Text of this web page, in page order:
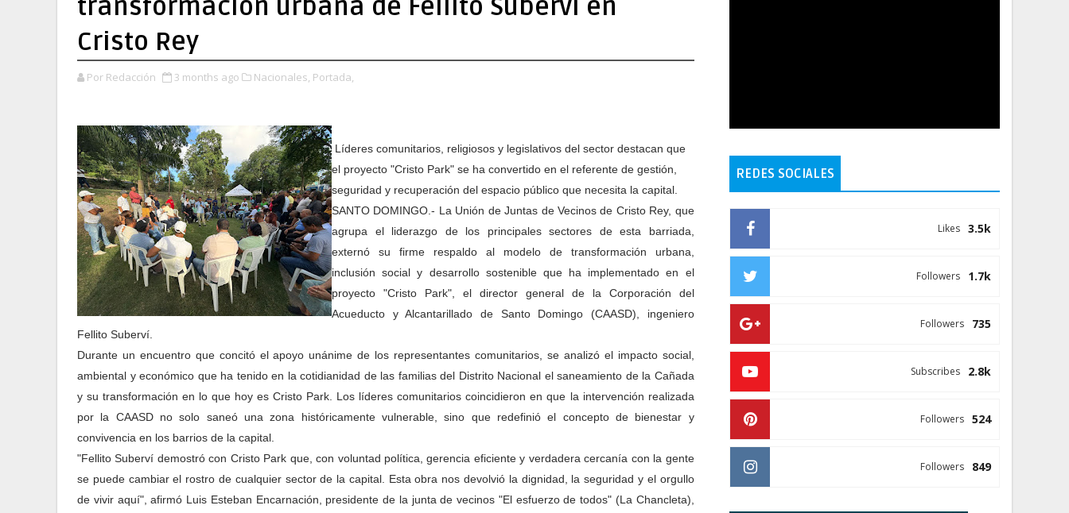
transformación urbana de Fellito Suberví en
Cristo Rey
Por Redacción 3 months ago Nacionales, Portada,
Líderes comunitarios, religiosos y legislativos del sector destacan que
el proyecto "Cristo Park" se ha convertido en el referente de gestión,
seguridad y recuperación del espacio público que necesita la capital.
SANTO DOMINGO.- La Unión de Juntas de Vecinos de Cristo Rey, que
agrupa el liderazgo de los principales sectores de esta barriada,
externó su firme respaldo al modelo de transformación urbana,
inclusión social y desarrollo sostenible que ha implementado en el
proyecto "Cristo Park", el director general de la Corporación del
Acueducto y Alcantarillado de Santo Domingo (CAASD), ingeniero
Fellito Suberví.
Durante un encuentro que concitó el apoyo unánime de los representantes comunitarios, se analizó el impacto social,
ambiental y económico que ha tenido en la cotidianidad de las familias del Distrito Nacional el saneamiento de la Cañada
y su transformación en lo que hoy es Cristo Park. Los líderes comunitarios coincidieron en que la intervención realizada
por la CAASD no solo saneó una zona históricamente vulnerable, sino que redefinió el concepto de bienestar y
convivencia en los barrios de la capital.
"Fellito Suberví demostró con Cristo Park que, con voluntad política, gerencia eficiente y verdadera cercanía con la gente
se puede cambiar el rostro de cualquier sector de la capital. Esta obra nos devolvió la dignidad, la seguridad y el orgullo
de vivir aquí", afirmó Luis Esteban Encarnación, presidente de la junta de vecinos "El esfuerzo de todos" (La Chancleta),
REDES SOCIALES
3.5k
Likes
1.7k
Followers
735
Followers
2.8k
Subscribes
524
Followers
849
Followers